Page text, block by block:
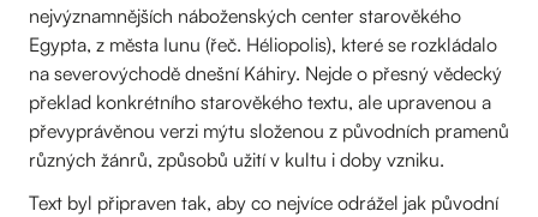
nejvýznamnějších náboženských center starověkého
Egypta, z města Iunu (řeč. Héliopolis), které se rozkládalo
na severovýchodě dnešní Káhiry. Nejde o přesný vědecký
překlad konkrétního starověkého textu, ale upravenou a
převyprávěnou verzi mýtu složenou z původních pramenů
různých žánrů, způsobů užití v kultu i doby vzniku.
Text byl připraven tak, aby co nejvíce odrážel jak původní